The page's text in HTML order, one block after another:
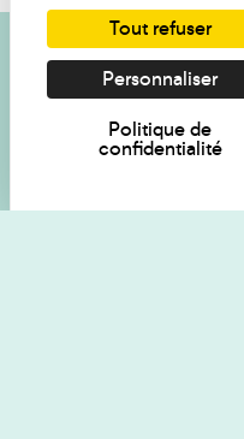
Je souhaite
Inscrivez-
Tout refuser
Personnaliser
Politique de
confidentialité